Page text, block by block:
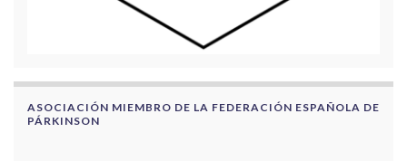
ASOCIACIÓN MIEMBRO DE LA FEDERACIÓN ESPAÑOLA DE
PÁRKINSON